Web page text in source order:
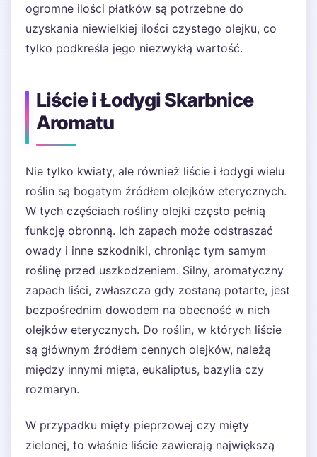
ogromne ilości płatków są potrzebne do
uzyskania niewielkiej ilości czystego olejku, co
tylko podkreśla jego niezwykłą wartość.
Liście i Łodygi Skarbnice
Aromatu
Nie tylko kwiaty, ale również liście i łodygi wielu
roślin są bogatym źródłem olejków eterycznych.
W tych częściach rośliny olejki często pełnią
funkcję obronną. Ich zapach może odstraszać
owady i inne szkodniki, chroniąc tym samym
roślinę przed uszkodzeniem. Silny, aromatyczny
zapach liści, zwłaszcza gdy zostaną potarte, jest
bezpośrednim dowodem na obecność w nich
olejków eterycznych. Do roślin, w których liście
są głównym źródłem cennych olejków, należą
między innymi mięta, eukaliptus, bazylia czy
rozmaryn.
W przypadku mięty pieprzowej czy mięty
zielonej, to właśnie liście zawierają największą